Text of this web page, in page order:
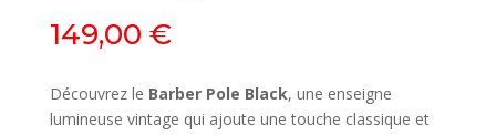
149,00 €
Découvrez le Barber Pole Black, une enseigne
lumineuse vintage qui ajoute une touche classique et